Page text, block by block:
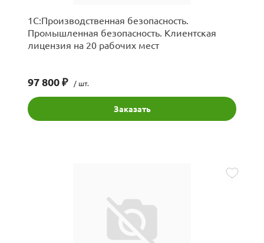
1С:Производственная безопасность.
Промышленная безопасность. Клиентская
лицензия на 20 рабочих мест
97 800 ₽ / шт.
Заказать